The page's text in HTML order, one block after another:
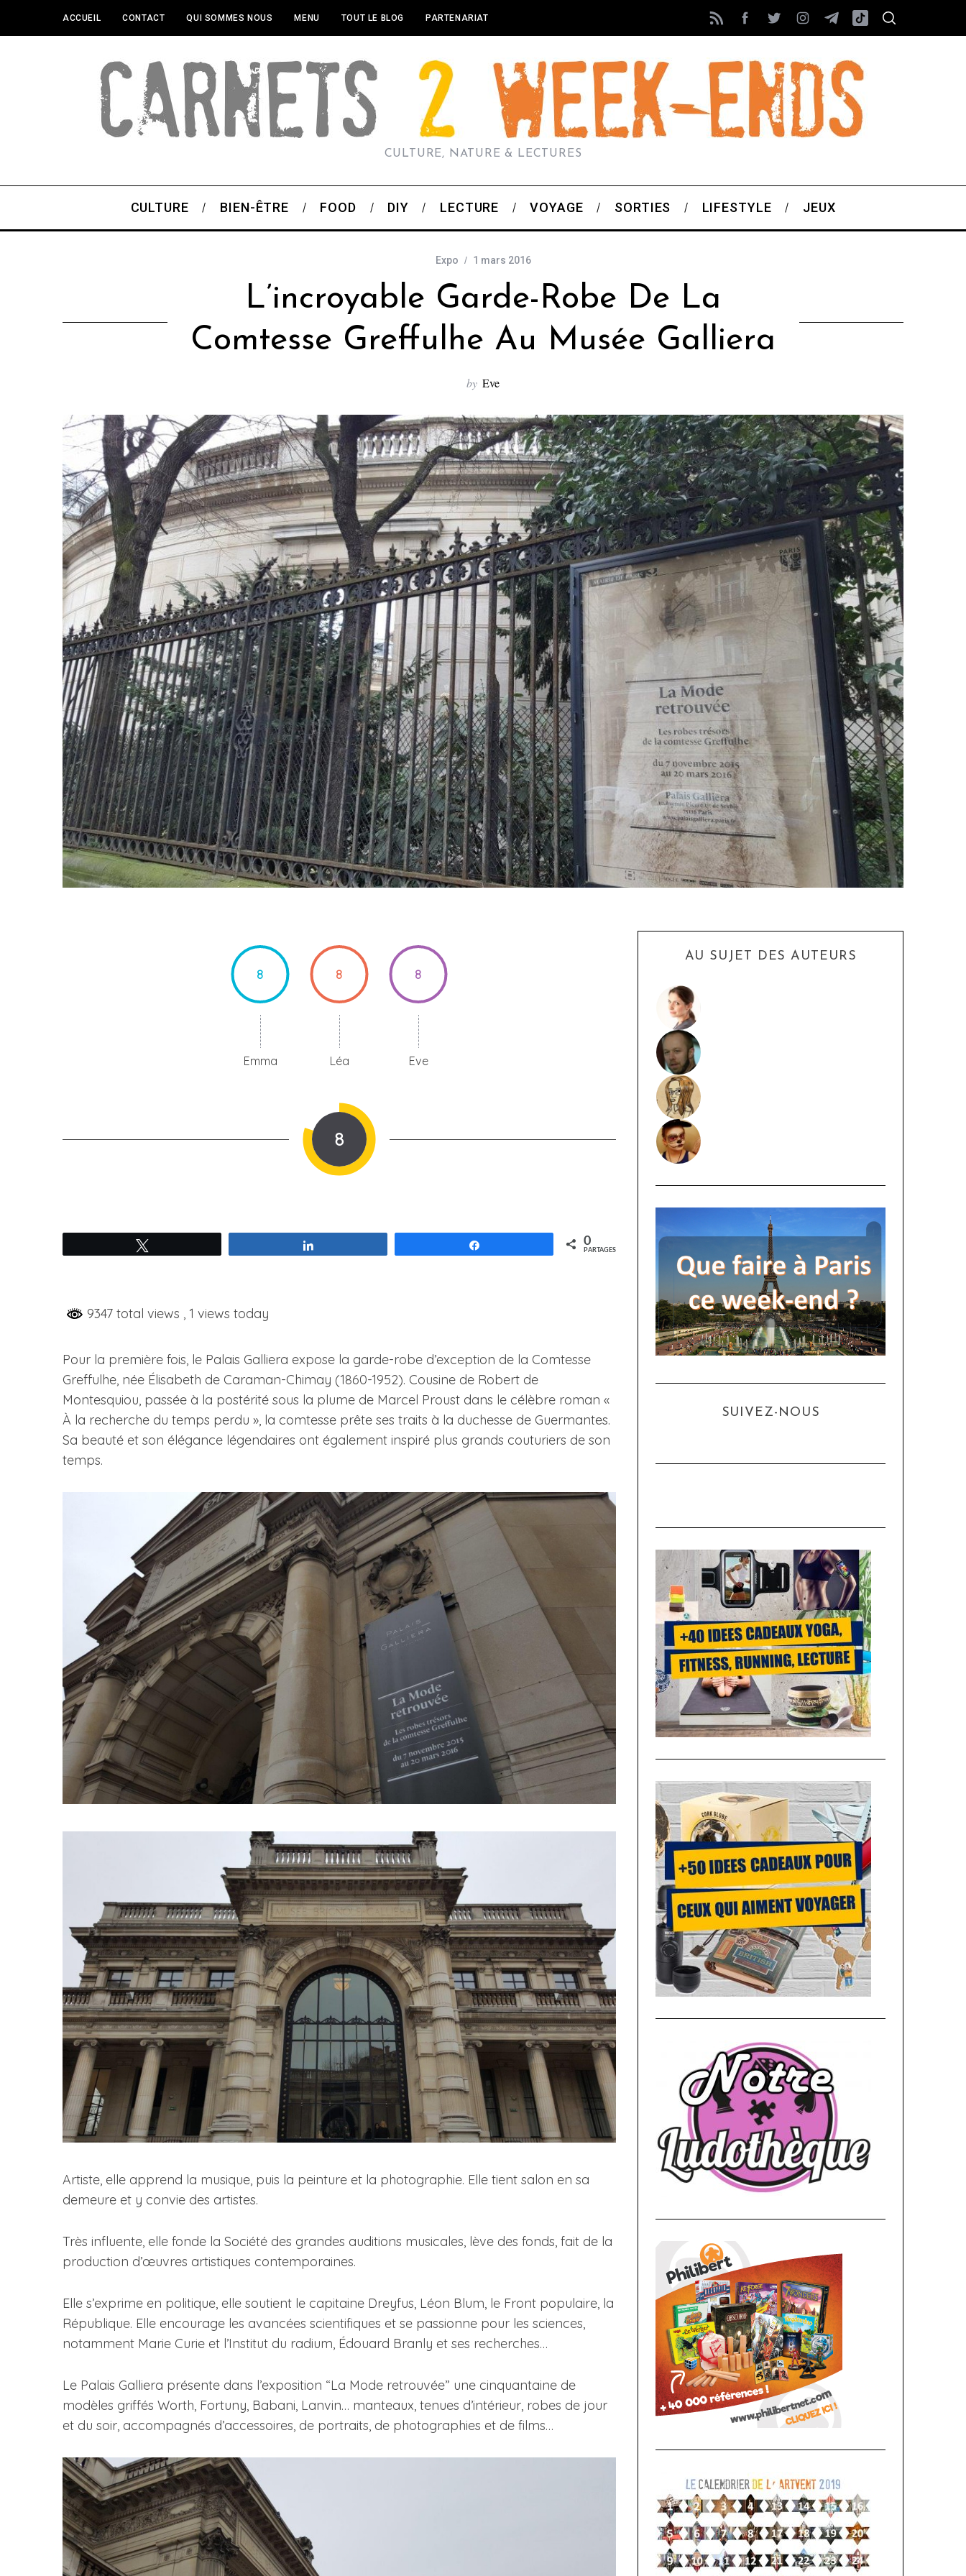
ACCUEIL CONTACT QUI SOMMES NOUS MENU TOUT LE BLOG PARTENARIAT
CULTURE, NATURE & LECTURES
CULTURE BIEN-ÊTRE FOOD DIY LECTURE VOYAGE SORTIES LIFESTYLE JEUX
Expo 1 mars 2016
L’incroyable Garde-Robe De La
Comtesse Greffulhe Au Musée Galliera
by Eve
8
Emma
8
Léa
8
Eve
8
0
PARTAGES
9347 total views , 1 views today
Pour la première fois, le Palais Galliera expose la garde-robe d’exception de la Comtesse
Greffulhe, née Élisabeth de Caraman-Chimay (1860-1952). Cousine de Robert de
Montesquiou, passée à la postérité sous la plume de Marcel Proust dans le célèbre roman «
À la recherche du temps perdu », la comtesse prête ses traits à la duchesse de Guermantes.
Sa beauté et son élégance légendaires ont également inspiré plus grands couturiers de son
temps.
Artiste, elle apprend la musique, puis la peinture et la photographie. Elle tient salon en sa
demeure et y convie des artistes.
Très influente, elle fonde la Société des grandes auditions musicales, lève des fonds, fait de la
production d’œuvres artistiques contemporaines.
Elle s’exprime en politique, elle soutient le capitaine Dreyfus, Léon Blum, le Front populaire, la
République. Elle encourage les avancées scientifiques et se passionne pour les sciences,
notamment Marie Curie et l’Institut du radium, Édouard Branly et ses recherches…
Le Palais Galliera présente dans l’exposition “La Mode retrouvée” une cinquantaine de
modèles griffés Worth, Fortuny, Babani, Lanvin… manteaux, tenues d’intérieur, robes de jour
et du soir, accompagnés d’accessoires, de portraits, de photographies et de films…
AU SUJET DES AUTEURS
SUIVEZ-NOUS
S
e
r
c
h